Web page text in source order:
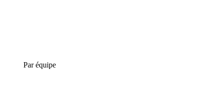
Par équipe